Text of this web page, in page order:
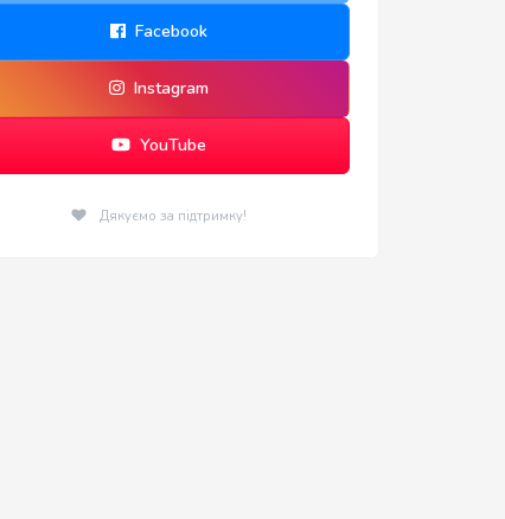
Facebook
Instagram
YouTube
Дякуємо за підтримку!